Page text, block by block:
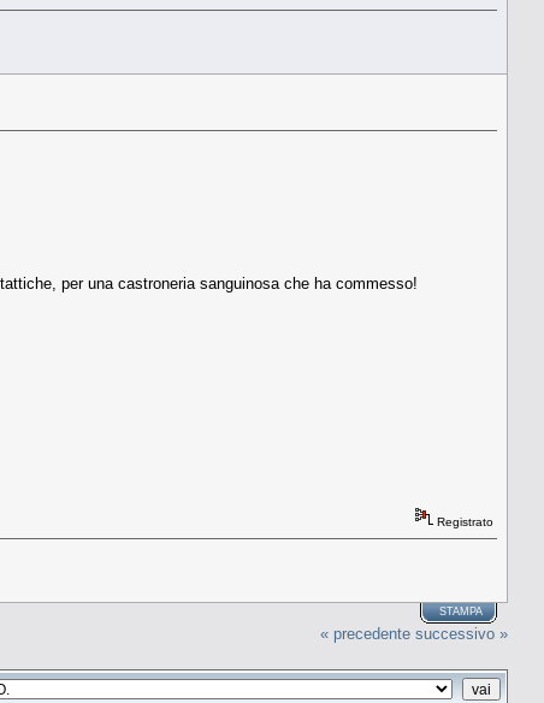
per una castroneria sanguinosa che ha commesso!
Registrato
STAMPA
« precedente successivo »